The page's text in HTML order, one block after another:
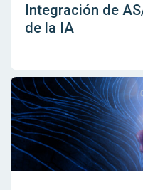
Integración de
de la IA